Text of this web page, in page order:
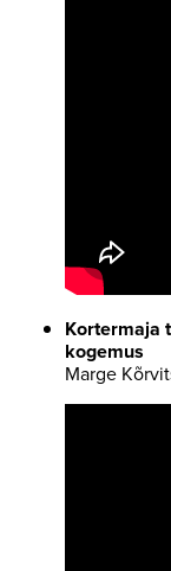
Kortermaja
kogemus
Marge